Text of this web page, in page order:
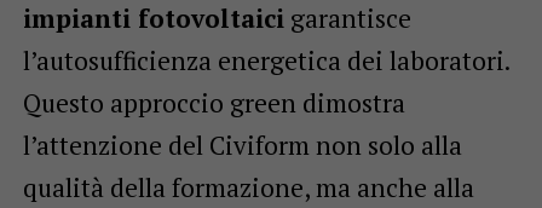
impianti fotovoltaicigarantisce
l’autosufficienza energetica dei laboratori.
Questo approccio green dimostra
l’attenzione del Civiform non solo alla
qualità della formazione, ma anche alla